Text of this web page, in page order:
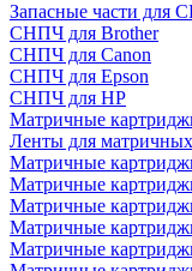
Запасные части для
СНПЧ для Brother
СНПЧ для Canon
СНПЧ для Epson
СНПЧ для HP
Матричные
Ленты для
Матричные
Матричные
Матричные
Матричные
Матричные